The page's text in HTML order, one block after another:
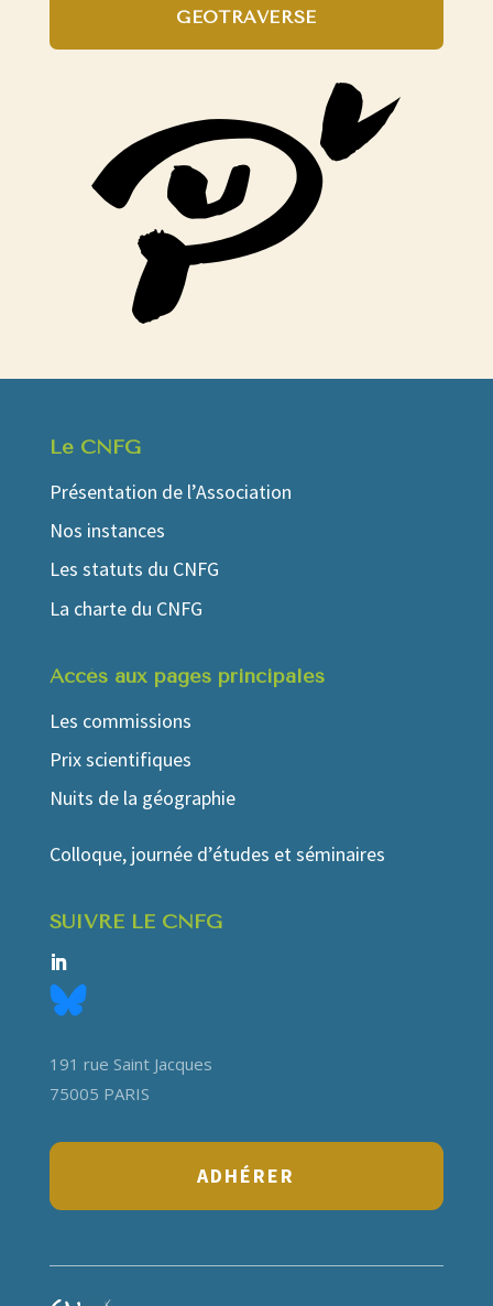
GEOTRAVERSE
Le CNFG
Présentation de l’Association
Nos instances
Les statuts du CNFG
La charte du CNFG
Accés aux pages principales
Les commissions
Prix scientifiques
Nuits de la géographie
Colloque, journée d’études et séminaires
SUIVRE LE CNFG
191 rue Saint Jacques
75005 PARIS
ADHÉRER